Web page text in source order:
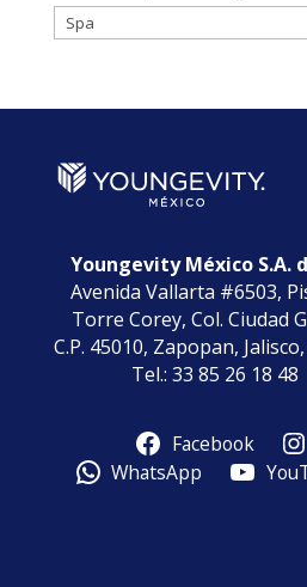
Noticias
por
Youngevity México S.A.
Avenida Vallarta #6503,
Torre Corey, Col. Ciudad
C.P. 45010, Zapopan,
Tel.: 33 85 26 18 48
Facebook
WhatsApp